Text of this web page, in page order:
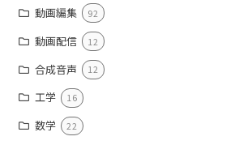
動画編集 92
動画配信 12
合成音声 12
工学 16
数学 22